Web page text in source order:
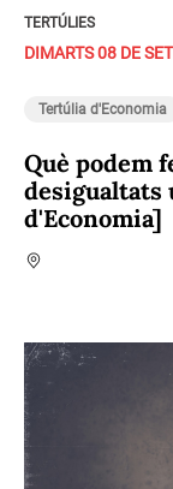
TERTÚLIES
DIMARTS 08 DE
Tertúlia d'Economia
Què podem
desigualtats
d'Economia]